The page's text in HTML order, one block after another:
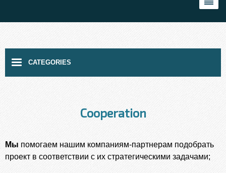
Cooperation
Мы помогаем нашим компаниям-партнерам подобрать
проект в соответствии с их стратегическими задачами;